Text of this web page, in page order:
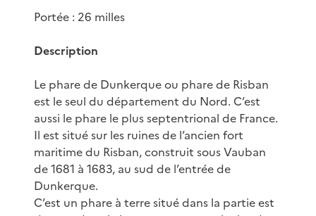
Portée : 26 milles
Description
Le phare de Dunkerque ou phare de Risban
est le seul du département du Nord. C’est
aussi le phare le plus septentrional de France.
Il est situé sur les ruines de l’ancien fort
maritime du Risban, construit sous Vauban
de 1681 à 1683, au sud de l’entrée de
Dunkerque.
C’est un phare à terre situé dans la partie est